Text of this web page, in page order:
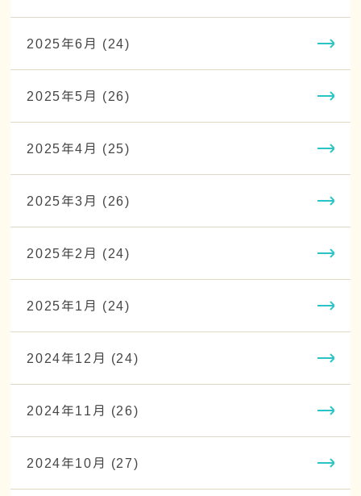
2025年6月 (24)
2025年5月 (26)
2025年4月 (25)
2025年3月 (26)
2025年2月 (24)
2025年1月 (24)
2024年12月 (24)
2024年11月 (26)
2024年10月 (27)